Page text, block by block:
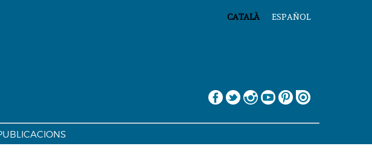
ESPAÑOL
CATALÀ